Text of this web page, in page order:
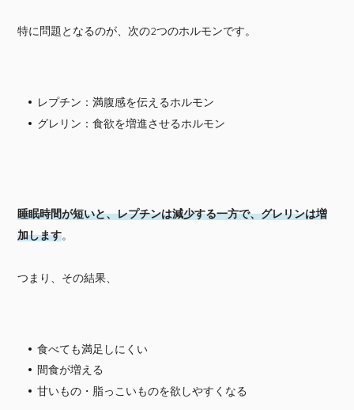
特に問題となるのが、次の2つのホルモンです。
レプチン：満腹感を伝えるホルモン
グレリン：食欲を増進させるホルモン
睡眠時間が短いと、レプチンは減少する一方で、グレリンは増
加します。
つまり、その結果、
食べても満足しにくい
間食が増える
甘いもの・脂っこいものを欲しやすくなる